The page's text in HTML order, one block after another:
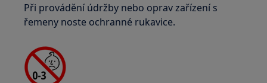
Při provádění údržby nebo oprav zařízení s
řemeny noste ochranné rukavice.